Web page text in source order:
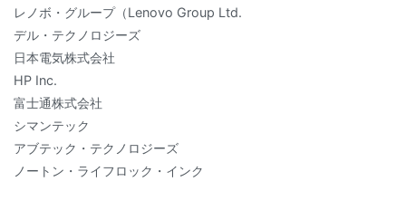
レノボ・グループ（Lenovo Group Ltd.
デル・テクノロジーズ
日本電気株式会社
HP Inc.
富士通株式会社
シマンテック
アブテック・テクノロジーズ
ノートン・ライフロック・インク